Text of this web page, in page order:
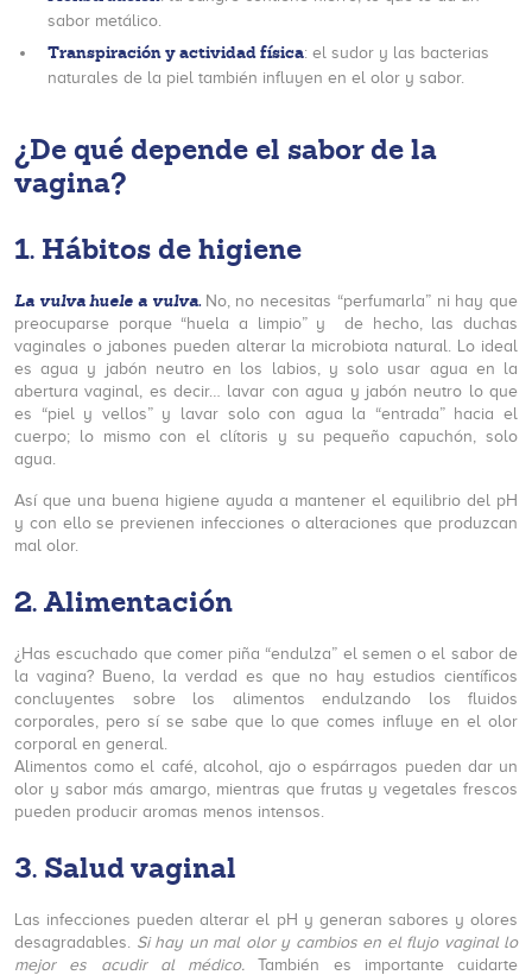
sabor metálico.
Transpiración y actividad física: el sudor y las bacterias
naturales de la piel también influyen en el olor y sabor.
¿De qué depende el sabor de la
vagina?
1. Hábitos de higiene
La vulva huele a vulva. No, no necesitas “perfumarla” ni hay que
preocuparse porque “huela a limpio” y de hecho, las duchas
vaginales o jabones pueden alterar la microbiota natural. Lo ideal
es agua y jabón neutro en los labios, y solo usar agua en la
abertura vaginal, es decir… lavar con agua y jabón neutro lo que
es “piel y vellos” y lavar solo con agua la “entrada” hacia el
cuerpo; lo mismo con el clítoris y su pequeño capuchón, solo
agua.
Así que una buena higiene ayuda a mantener el equilibrio del pH
y con ello se previenen infecciones o alteraciones que produzcan
mal olor.
2.Alimentación
¿Has escuchado que comer piña “endulza” el semen o el sabor de
la vagina? Bueno, la verdad es que no hay estudios científicos
concluyentes sobre los alimentos endulzando los fluidos
corporales, pero sí se sabe que lo que comes influye en el olor
corporal en general.
Alimentos como el café, alcohol, ajo o espárragos pueden dar un
olor y sabor más amargo, mientras que frutas y vegetales frescos
pueden producir aromas menos intensos.
3. Salud vaginal
Las infecciones pueden alterar el pH y generan sabores y olores
desagradables. Si hay un mal olor y cambios en el flujo vaginal lo
mejor es acudir al médico. También es importante cuidarte